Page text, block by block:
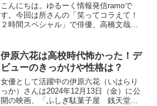
こんにちは。ゆるーく情報発信ramoで
す。今回は所さんの「笑ってコラえて！
２時間スペシャル」で俳優、高橋文哉さ
達員となって誰かの届けたいものを配達
するという企画。今回こ...
伊原六花は高校時代怖かった！デ
ビューのきっかけや性格は？
女優として活躍中の伊原六花（いはらり
っか）さんは2024年12月13日（金）に公
開の映画、「ふしぎ駄菓子屋 銭天堂」